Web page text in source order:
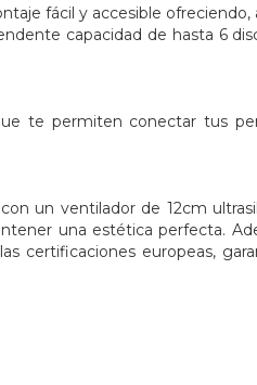
fácil y accesible ofreciendo,
capacidad de hasta 6
te permiten conectar tus
un ventilador de 12cm
una estética perfecta.
certificaciones europeas,